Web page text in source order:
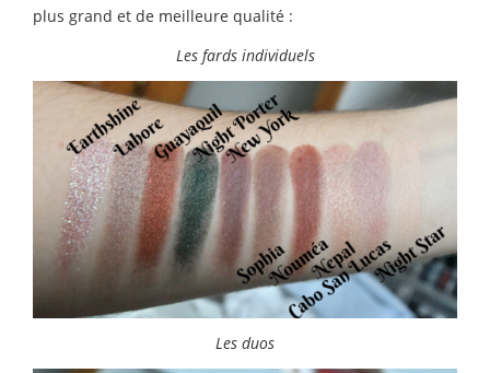
plus grand et de meilleure qualité :
Les fards individuels
Les duos